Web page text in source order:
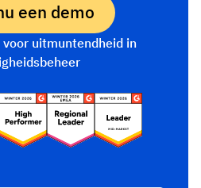
een demo
voor uitmuntendheid in